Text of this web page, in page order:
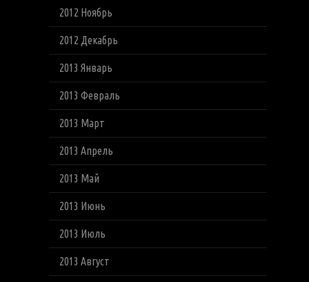
2012 Ноябрь
2012 Декабрь
2013 Январь
2013 Февраль
2013 Март
2013 Апрель
2013 Май
2013 Июнь
2013 Июль
2013 Август